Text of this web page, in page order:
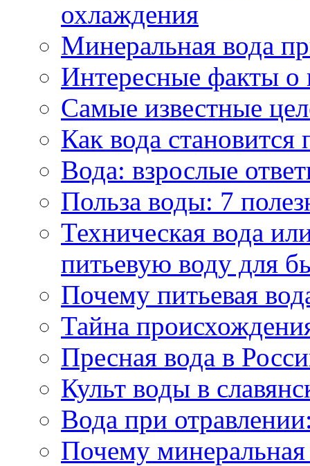
охлаждения
Минеральная вода
Интересные факты о
Самые известные
Как вода становится
Вода: взрослые
Польза воды: 7
Техническая вода
питьевую воду для
Почему питьевая
Тайна
Пресная вода в
Культ воды в
Вода при
Почему